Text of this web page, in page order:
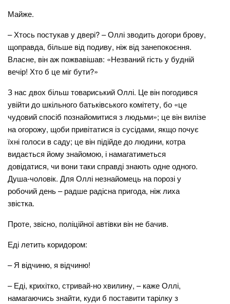
Майже.
– Хтось постукав у двері? – Оллі зводить догори брову,
щоправда, більше від подиву, ніж від занепокоєння.
Власне, він аж пожвавішав: «Незваний гість у будній
вечір! Хто б це міг бути?»
З нас двох більш товариський Оллі. Це він погодився
увійти до шкільного батьківського комітету, бо «це
чудовий спосіб познайомитися з людьми»; це він вилізе
на огорожу, щоби привітатися із сусідами, якщо почує
їхні голоси в саду; це він підійде до людини, котра
видається йому знайомою, і намагатиметься
довідатися, чи вони таки справді знають одне одного.
Душа-чоловік. Для Оллі незнайомець на порозі у
робочий день – радше радісна пригода, ніж лиха
звістка.
Проте, звісно, поліційної автівки він не бачив.
Еді летить коридором:
– Я відчиню, я відчиню!
– Еді, крихітко, стривай-но хвилину, – каже Оллі,
намагаючись знайти, куди б поставити тарілку з